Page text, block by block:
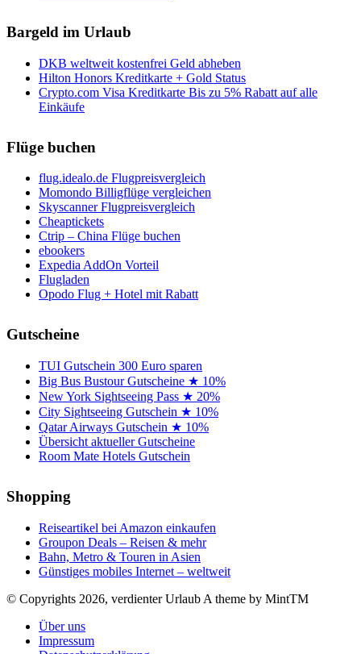
Bargeld im Urlaub
DKB weltweit kostenfrei Geld abheben
Hilton Honors Kreditkarte + Gold Status
Crypto.com Visa Kreditkarte Bis zu 5% Rabatt auf alle
Einkäufe
Flüge buchen
flug.idealo.de Flugpreisvergleich
Momondo Billigflüge vergleichen
Skyscanner Flugpreisvergleich
Cheaptickets
Ctrip – China Flüge buchen
ebookers
Expedia AddOn Vorteil
Flugladen
Opodo Flug + Hotel mit Rabatt
Gutscheine
TUI Gutschein 300 Euro sparen
Big Bus Bustour Gutscheine ★ 10%
New York Sightseeing Pass ★ 20%
City Sightseeing Gutschein ★ 10%
Qatar Airways Gutschein ★ 10%
Übersicht aktueller Gutscheine
Room Mate Hotels Gutschein
Shopping
Reiseartikel bei Amazon einkaufen
Groupon Deals – Reisen & mehr
Bahn, Metro & Touren in Asien
Günstiges mobiles Internet – weltweit
© Copyrights 2026, verdienter Urlaub A theme by MintTM
Über uns
Impressum